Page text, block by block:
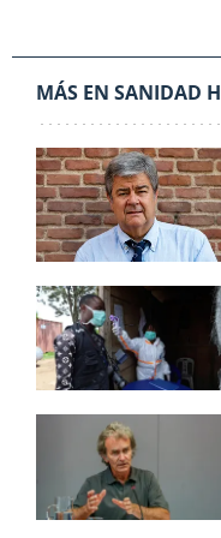
MÁS EN SANIDAD